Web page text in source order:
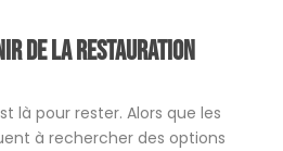
de la Restauration
là pour rester. Alors que les
à rechercher des options